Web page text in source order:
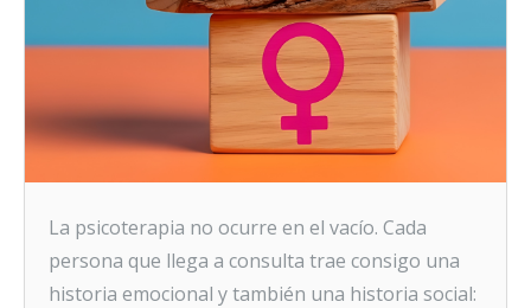
La psicoterapia no ocurre en el vacío. Cada
persona que llega a consulta trae consigo una
historia emocional y también una historia social: